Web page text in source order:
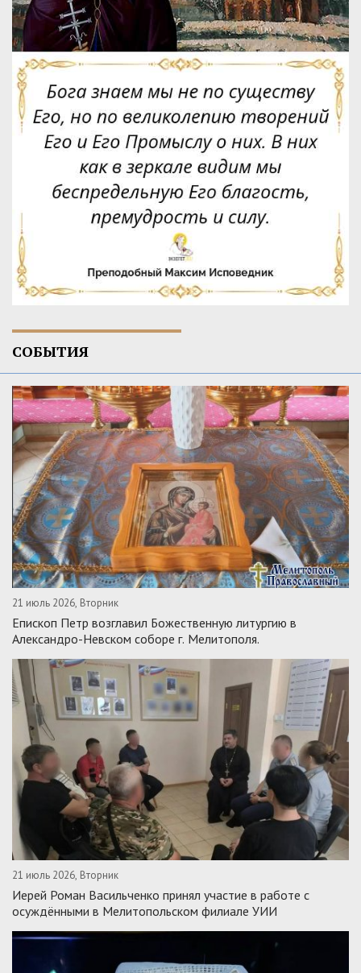
СОБЫТИЯ
21 июль 2026, Вторник
Епископ Петр возглавил Божественную литургию в
Александро-Невском соборе г. Мелитополя.
21 июль 2026, Вторник
Иерей Роман Васильченко принял участие в работе с
осуждёнными в Мелитопольском филиале УИИ